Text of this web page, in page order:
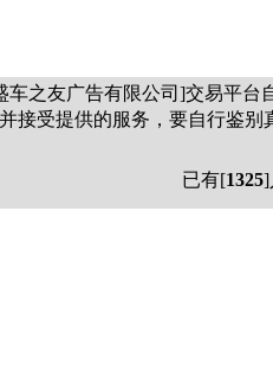
车之友广告有限公司]交易平台
接受提供的服务，要自行鉴别
已有[1325]